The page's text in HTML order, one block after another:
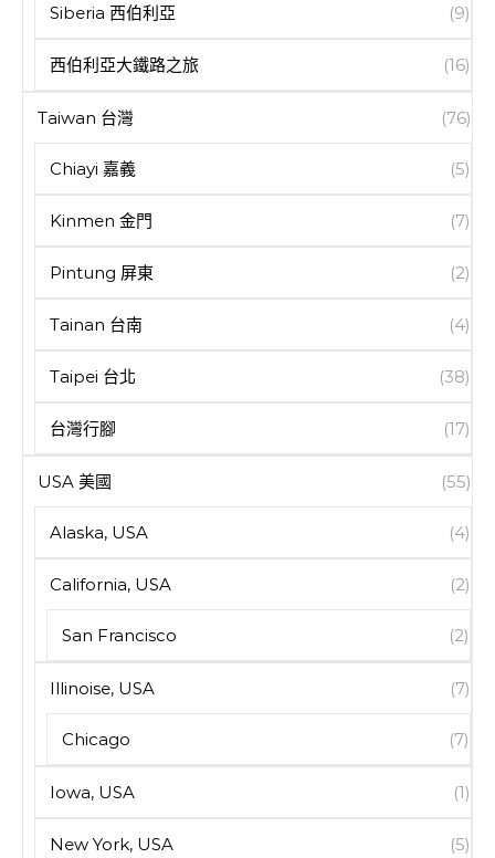
Siberia 西伯利亞 (9)
西伯利亞大鐵路之旅 (16)
Taiwan 台灣 (76)
Chiayi 嘉義 (5)
Kinmen 金門 (7)
Pintung 屏東 (2)
Tainan 台南 (4)
Taipei 台北 (38)
台灣行腳 (17)
USA 美國 (55)
Alaska, USA (4)
California, USA (2)
San Francisco (2)
Illinoise, USA (7)
Chicago (7)
Iowa, USA (1)
New York, USA (5)